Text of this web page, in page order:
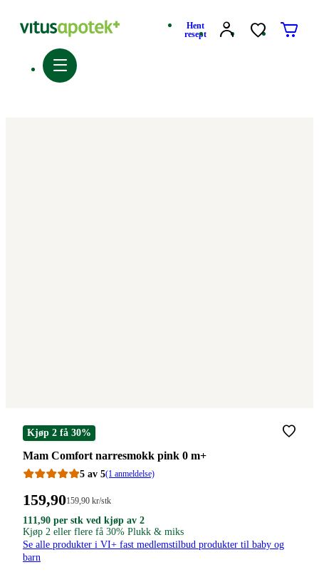
Hent
resept
Kjøp 2 få 30%
Merke
Mam Comfort narresmokk pink 0 m+
5 av 5(1 anmeldelse)
Pris:
159,90
kroner.
159,90Stykkpris:
kroner.
159 ,90 kr/stk
111,90
kroner
per
stk
ved
111,90
kroner.
111,90 per stk ved kjøp av 2
Kjøp 2 eller flere få 30% Plukk & miks
Se alle produkter i VI+ fast medlemstilbud produkter til baby og
barn